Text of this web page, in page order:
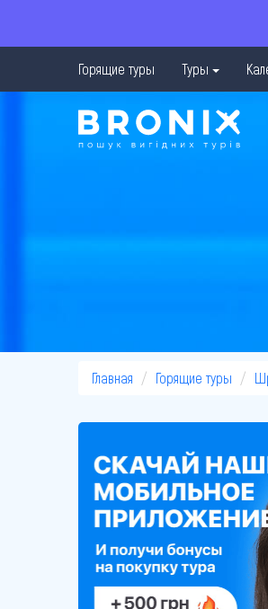
Горящие туры Туры
Главная Горящие туры